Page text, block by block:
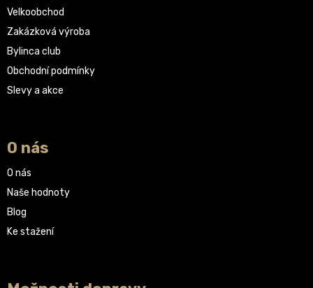
Velkoobchod
Zakázková výroba
Bylinca club
Obchodní podmínky
Slevy a akce
O nás
O nás
Naše hodnoty
Blog
Ke stažení